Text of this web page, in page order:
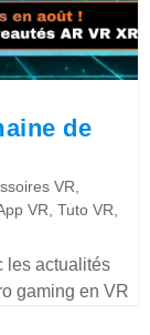
de
VR,
VR,Tuto VR,
les actualités
gaming en VR